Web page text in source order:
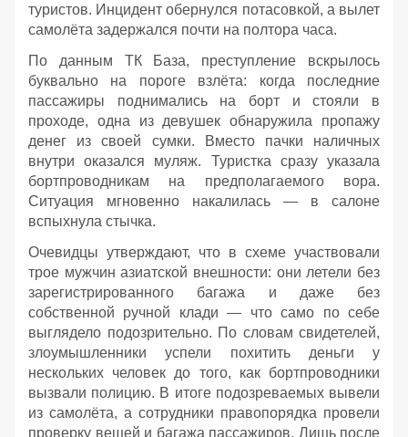
туристов. Инцидент обернулся потасовкой, а вылет
самолёта задержался почти на полтора часа.
По данным ТК База, преступление вскрылось
буквально на пороге взлёта: когда последние
пассажиры поднимались на борт и стояли в
проходе, одна из девушек обнаружила пропажу
денег из своей сумки. Вместо пачки наличных
внутри оказался муляж. Туристка сразу указала
бортпроводникам на предполагаемого вора.
Ситуация мгновенно накалилась — в салоне
вспыхнула стычка.
Очевидцы утверждают, что в схеме участвовали
трое мужчин азиатской внешности: они летели без
зарегистрированного багажа и даже без
собственной ручной клади — что само по себе
выглядело подозрительно. По словам свидетелей,
злоумышленники успели похитить деньги у
нескольких человек до того, как бортпроводники
вызвали полицию. В итоге подозреваемых вывели
из самолёта, а сотрудники правопорядка провели
проверку вещей и багажа пассажиров. Лишь после